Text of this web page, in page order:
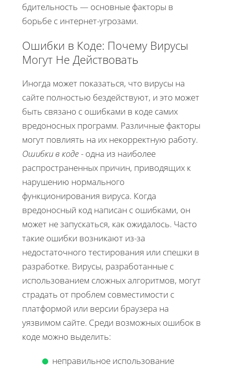
бдительность — основные факторы в
борьбе с интернет-угрозами.
Ошибки в Коде: Почему Вирусы
Могут Не Действовать
Иногда может показаться, что вирусы на
сайте полностью бездействуют, и это может
быть связано с ошибками в коде самих
вредоносных программ. Различные факторы
могут повлиять на их некорректную работу.
Ошибки в коде- одна из наиболее
распространенных причин, приводящих к
нарушению нормального
функционирования вируса. Когда
вредоносный код написан с ошибками, он
может не запускаться, как ожидалось. Часто
такие ошибки возникают из-за
недостаточного тестирования или спешки в
разработке. Вирусы, разработанные с
использованием сложных алгоритмов, могут
страдать от проблем совместимости с
платформой или версии браузера на
уязвимом сайте. Среди возможных ошибок в
коде можно выделить:
неправильное использование